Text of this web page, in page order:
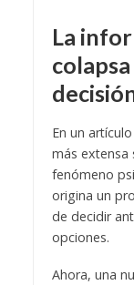
La
En un
más extensa
fenómeno
origina un
de decidir
opciones.
Ahora, una